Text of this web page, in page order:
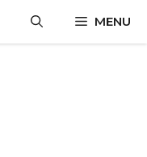
MENU